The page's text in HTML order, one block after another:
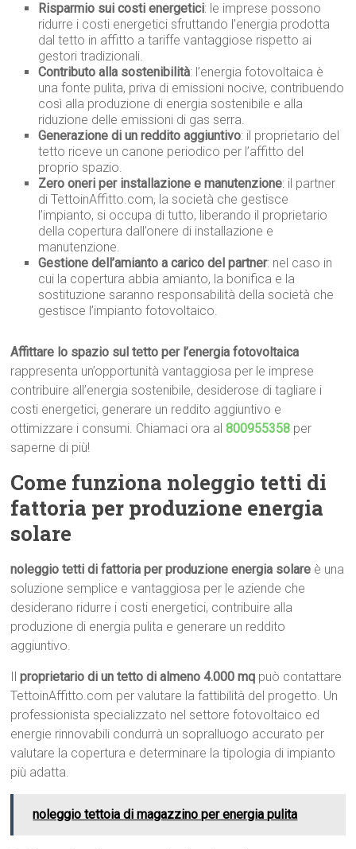
Risparmio sui costi energetici: le imprese possono
ridurre i costi energetici sfruttando l’energia prodotta
dal tetto in affitto a tariffe vantaggiose rispetto ai
gestori tradizionali.
Contributo alla sostenibilità: l’energia fotovoltaica è
una fonte pulita, priva di emissioni nocive, contribuendo
così alla produzione di energia sostenibile e alla
riduzione delle emissioni di gas serra.
Generazione di un reddito aggiuntivo: il proprietario del
tetto riceve un canone periodico per l’affitto del
proprio spazio.
Zero oneri per installazione e manutenzione: il partner
di TettoinAffitto.com, la società che gestisce
l’impianto, si occupa di tutto, liberando il proprietario
della copertura dall’onere di installazione e
manutenzione.
Gestione dell’amianto a carico del partner: nel caso in
cui la copertura abbia amianto, la bonifica e la
sostituzione saranno responsabilità della società che
gestisce l’impianto fotovoltaico.
Affittare lo spazio sul tetto per l’energia fotovoltaica
rappresenta un’opportunità vantaggiosa per le imprese
contribuire all’energia sostenibile, desiderose di tagliare i
costi energetici, generare un reddito aggiuntivo e
ottimizzare i consumi. Chiamaci ora al800955358 per
saperne di più!
Come funziona noleggio tetti di
fattoria per produzione energia
solare
noleggio tetti di fattoria per produzione energia solare è una
soluzione semplice e vantaggiosa per le aziende che
desiderano ridurre i costi energetici, contribuire alla
produzione di energia pulita e generare un reddito
aggiuntivo.
Ilproprietario di un tetto di almeno 4.000 mq può contattare
TettoinAffitto.com per valutare la fattibilità del progetto. Un
professionista specializzato nel settore fotovoltaico ed
energie rinnovabili condurrà un sopralluogo accurato per
valutare la copertura e determinare la tipologia di impianto
più adatta.
noleggio tettoia di magazzino per energia pulita